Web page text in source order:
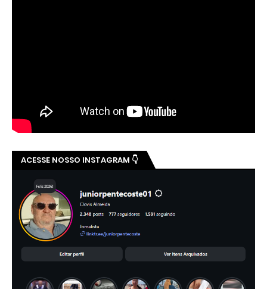
ACESSE NOSSO INSTAGRAM 👇